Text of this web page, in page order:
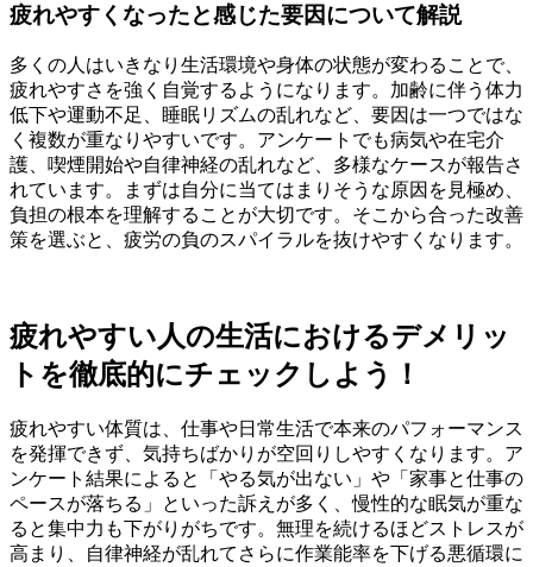
疲れやすくなったと感じた要因について解説
多くの人はいきなり生活環境や身体の状態が変わることで、
疲れやすさを強く自覚するようになります。加齢に伴う体力
低下や運動不足、睡眠リズムの乱れなど、要因は一つではな
く複数が重なりやすいです。アンケートでも病気や在宅介
護、喫煙開始や自律神経の乱れなど、多様なケースが報告さ
れています。まずは自分に当てはまりそうな原因を見極め、
負担の根本を理解することが大切です。そこから合った改善
策を選ぶと、疲労の負のスパイラルを抜けやすくなります。
疲れやすい人の生活におけるデメリッ
トを徹底的にチェックしよう！
疲れやすい体質は、仕事や日常生活で本来のパフォーマンス
を発揮できず、気持ちばかりが空回りしやすくなります。ア
ンケート結果によると「やる気が出ない」や「家事と仕事の
ペースが落ちる」といった訴えが多く、慢性的な眠気が重な
ると集中力も下がりがちです。無理を続けるほどストレスが
高まり、自律神経が乱れてさらに作業能率を下げる悪循環に